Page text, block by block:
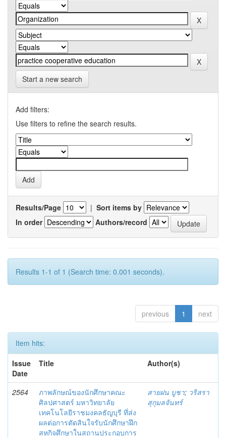
Start a new search
Add filters:
Use filters to refine the search results.
Results/Page | Sort items by
In order
Authors/record
Results 1-1 of 1 (Search time: 0.001 seconds).
previous 1 next
Item hits:
Issue
Date
Title Author(s)
2564
ภาพลักษณ์ของนักศึกษาคณะ
ศิลปศาสตร์ มหาวิทยาลัย
เทคโนโลยีราชมงคลธัญบุรี ที่ส่ง
ผลต่อการตัดสินใจรับนักศึกษาฝึก
สหกิจศึกษาในสถานประกอบการ
สายฝน บูชา; วริสรา
สุกุมลจันทร์